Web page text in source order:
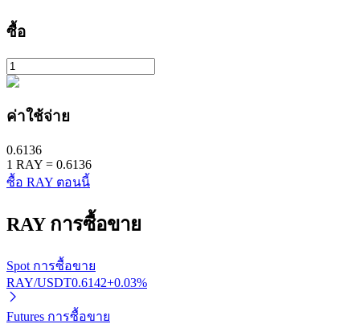
Bitrue
ซื้อ
ค่าใช้จ่าย
0.6136
1 RAY = 0.6136
ซื้อ RAY ตอนนี้
RAY การซื้อขาย
Spot การซื้อขาย
RAY/USDT0.6142+0.03%
Futures การซื้อขาย